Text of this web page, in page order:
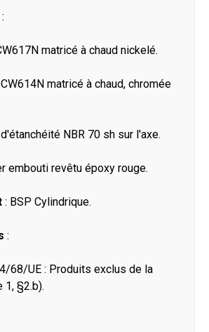
:
matricé à chaud nickelé.
matricé à chaud, chromée
NBR 70 sh sur l'axe.
embouti revêtu époxy rouge.
: BSP Cylindrique.
:
68/UE : Produits exclus de la
1, §2.b).